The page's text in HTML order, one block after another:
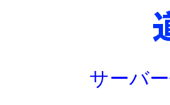
サーバ